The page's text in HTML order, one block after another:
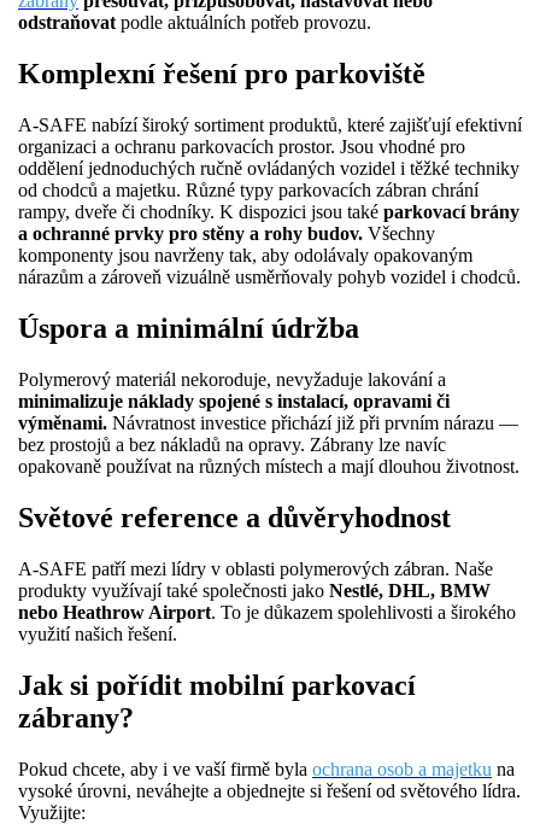
odstraňovat podle aktuálních potřeb provozu.
Komplexní řešení pro parkoviště
A-SAFE nabízí široký sortiment produktů, které zajišťují efektivní
organizaci a ochranu parkovacích prostor. Jsou vhodné pro
oddělení jednoduchých ručně ovládaných vozidel i těžké techniky
od chodců a majetku. Různé typy parkovacích zábran chrání
rampy, dveře či chodníky. K dispozici jsou také parkovací brány
a ochranné prvky pro stěny a rohy budov. Všechny
komponenty jsou navrženy tak, aby odolávaly opakovaným
nárazům a zároveň vizuálně usměrňovaly pohyb vozidel i chodců.
Úspora a minimální údržba
Polymerový materiál nekoroduje, nevyžaduje lakování a
minimalizuje náklady spojené s instalací, opravami či
výměnami. Návratnost investice přichází již při prvním nárazu —
bez prostojů a bez nákladů na opravy. Zábrany lze navíc
opakovaně používat na různých místech a mají dlouhou životnost.
Světové reference a důvěryhodnost
A-SAFE patří mezi lídry v oblasti polymerových zábran. Naše
produkty využívají také společnosti jako Nestlé, DHL, BMW
nebo Heathrow Airport. To je důkazem spolehlivosti a širokého
využití našich řešení.
Jak si pořídit mobilní parkovací
zábrany?
Pokud chcete, aby i ve vaší firmě byla ochrana osob a majetku na
vysoké úrovni, neváhejte a objednejte si řešení od světového lídra.
Využijte: